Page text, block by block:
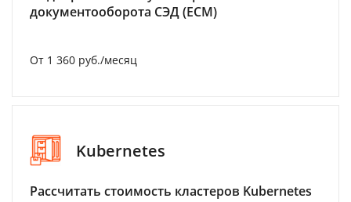
документооборота СЭД (ECM)
От 1 360 руб./месяц
Kubernetes
Рассчитать стоимость кластеров Kubernetes